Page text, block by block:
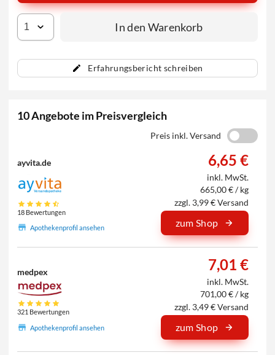
Erfahrungsbericht schreiben
In den Warenkorb
10 Angebote im Preisvergleich
Preis inkl. Versand
ayvita.de
18 Bewertungen
Apothekenprofil ansehen
6,65 €
inkl. MwSt.
665,00 € / kg
zzgl. 3,99 € Versand
zum Shop
medpex
321 Bewertungen
Apothekenprofil ansehen
7,01 €
inkl. MwSt.
701,00 € / kg
zzgl. 3,49 € Versand
zum Shop